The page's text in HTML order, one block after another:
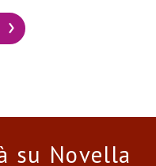
su Novella